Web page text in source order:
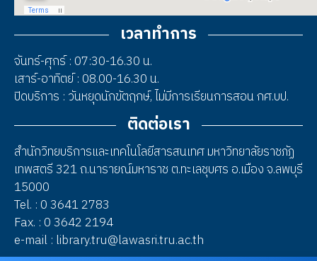
เวลาทำการ
จันทร์-ศุกร์ : 07:30-16.30 น.
เสาร์-อาทิตย์ : 08.00-16.30 น.
ปิดบริการ : วันหยุดนักขัตฤกษ์, ไม่มีการเรียนการสอน กศ.บป.
ติดต่อเรา
สำนักวิทยบริการและเทคโนโลยีสารสนเทศ มหาวิทยาลัยราชภัฏ
เทพสตรี 321 ถ.นารายณ์มหาราช ต.ทะเลชุบศร อ.เมือง จ.ลพบุรี
15000
Tel. : 0 3641 2783
Fax. : 0 3642 2194
e-mail : library.tru@lawasri.tru.ac.th